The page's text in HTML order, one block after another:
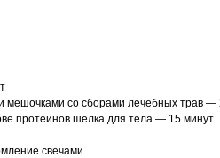
мешочками со сборами лечебных трав —
протеинов шелка для тела — 15 минут
свечами